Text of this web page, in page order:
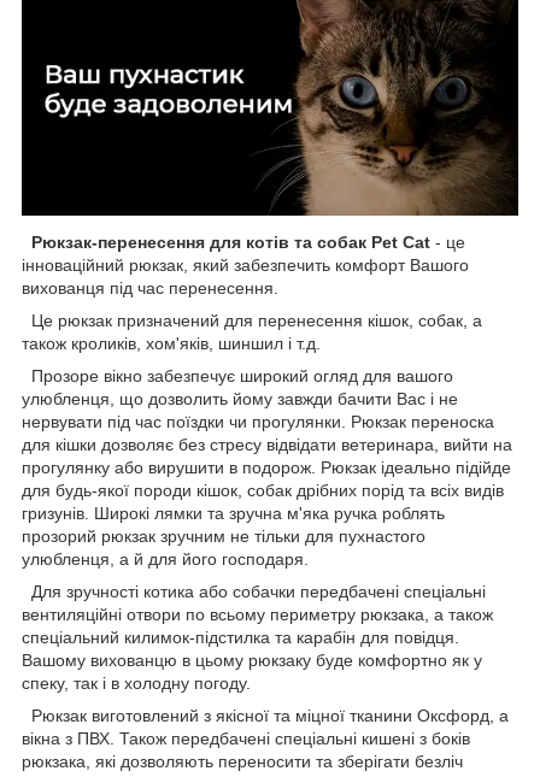
Рюкзак-перенесення для котів та собак Pet Cat - це
інноваційний рюкзак, який забезпечить комфорт Вашого
вихованця під час перенесення.
Це рюкзак призначений для перенесення кішок, собак, а
також кроликів, хом'яків, шиншил і т.д.
Прозоре вікно забезпечує широкий огляд для вашого
улюбленця, що дозволить йому завжди бачити Вас і не
нервувати під час поїздки чи прогулянки. Рюкзак переноска
для кішки дозволяє без стресу відвідати ветеринара, вийти на
прогулянку або вирушити в подорож. Рюкзак ідеально підійде
для будь-якої породи кішок, собак дрібних порід та всіх видів
гризунів. Широкі лямки та зручна м'яка ручка роблять
прозорий рюкзак зручним не тільки для пухнастого
улюбленця, а й для його господаря.
Для зручності котика або собачки передбачені спеціальні
вентиляційні отвори по всьому периметру рюкзака, а також
спеціальний килимок-підстилка та карабін для повідця.
Вашому вихованцю в цьому рюкзаку буде комфортно як у
спеку, так і в холодну погоду.
Рюкзак виготовлений з якісної та міцної тканини Оксфорд, а
вікна з ПВХ. Також передбачені спеціальні кишені з боків
рюкзака, які дозволяють переносити та зберігати безліч